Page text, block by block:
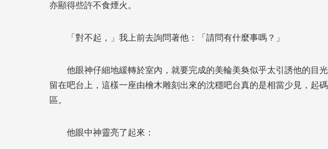
亦顯得些許不食煙火。
「對不起，」我上前去詢問著他：「請問有什麼事嗎？」
他眼神仔細地緩轉於室內，就要完成的美輪美奐似乎太引誘他的目
留在吧台上，這樣一座由檜木雕刻出來的沈穩吧台真的是相當少見，起
區。
他眼中神靈亮了起來：